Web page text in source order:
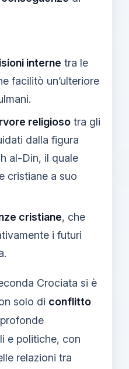
interne tra le
facilitò un’ulteriore
religioso tra gli
dalla figura
al-Din, il quale
cristiane a suo
cristiane, che
i futuri
Crociata si è
solo di conflitto
e politiche, con
relazioni tra